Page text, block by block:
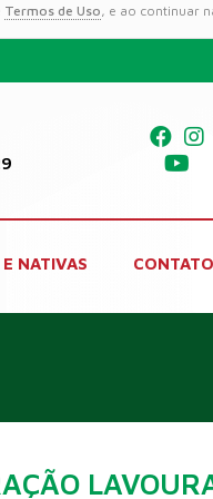
Termos de Uso, e ao continuar
NATIVAS CONTATO